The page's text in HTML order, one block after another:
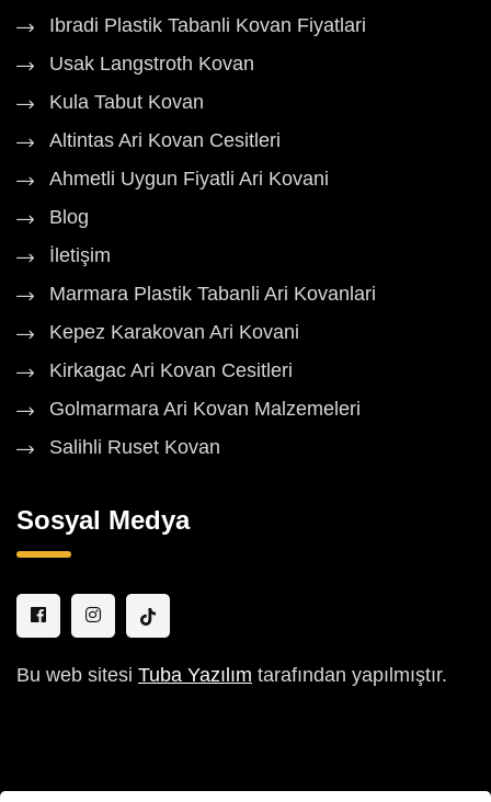
Ibradi Plastik Tabanli Kovan Fiyatlari
Usak Langstroth Kovan
Kula Tabut Kovan
Altintas Ari Kovan Cesitleri
Ahmetli Uygun Fiyatli Ari Kovani
Blog
İletişim
Marmara Plastik Tabanli Ari Kovanlari
Kepez Karakovan Ari Kovani
Kirkagac Ari Kovan Cesitleri
Golmarmara Ari Kovan Malzemeleri
Salihli Ruset Kovan
Sosyal Medya
Bu web sitesi Tuba Yazılım tarafından yapılmıştır.